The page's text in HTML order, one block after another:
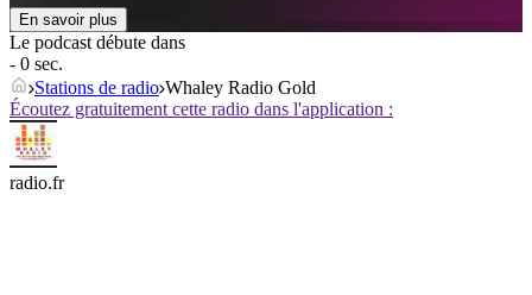
En savoir plus
Le podcast débute dans
- 0 sec.
Stations de radio Whaley Radio Gold
Écoutez gratuitement cette radio dans l'application :
radio.fr